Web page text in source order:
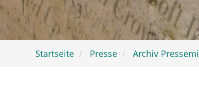
Startseite Presse Archiv